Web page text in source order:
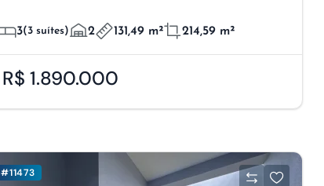
3(3 suítes) 2 131,49 m² 214,59 m²
R$ 1.890.000
#11473